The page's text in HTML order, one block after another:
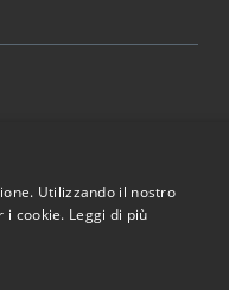
Utilizzando il nostro
i cookie. Leggi di più